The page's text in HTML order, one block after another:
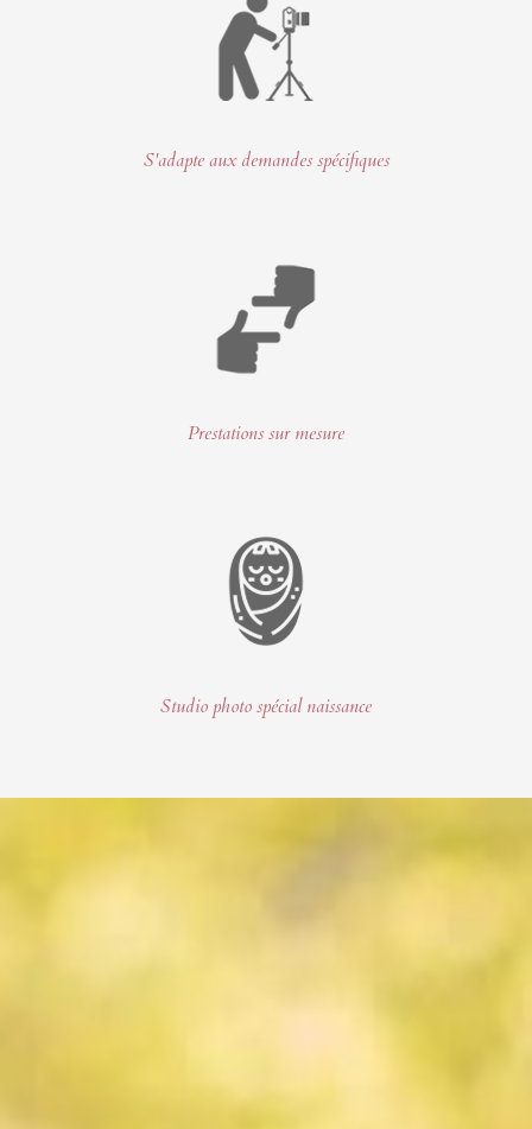
S'adapte aux demandes spécifiques
Prestations sur mesure
Studio photo spécial naissance